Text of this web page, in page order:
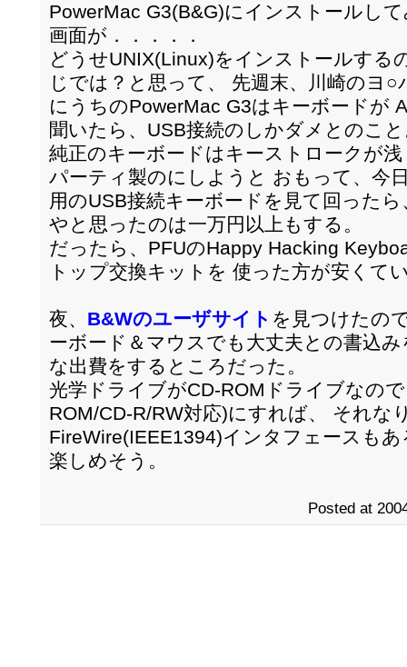
PowerMac G3(B&G)にインストールし
画面が．．．．．
どうせUNIX(Linux)をインストールする
じでは？と思って、 先週末、川崎のヨ
にうちのPowerMac G3はキーボードが
聞いたら、USB接続のしかダメとのこ
純正のキーボードはキーストロークが
パーティ製のにしようと おもって、今
用のUSB接続キーボードを見て回った
やと思ったのは一万円以上もする。
だったら、PFUのHappy Hacking
トップ交換キットを 使った方が安くて
夜、 B&Wのユーザサイト を見つけたの
ーボード＆マウスでも大丈夫との書込
な出費をするところだった。
光学ドライブがCD-ROMドライブなの
ROM/CD-R/RW対応)にすれば、 それな
FireWire(IEEE1394)インタフェースも
楽しめそう。
Posted at